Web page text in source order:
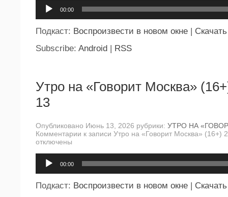
00:00
Подкаст: Воспроизвести в новом окне | Скачать
Subscribe: Android | RSS
Утро на «Говорит Москва»
13
Опубликовано Июнь 13, 2026 рубрики: УТРО НА
Комментарии к записи Утро на «Говорит Москва» (16+)
отключены
00:00
Подкаст: Воспроизвести в новом окне | Скачать